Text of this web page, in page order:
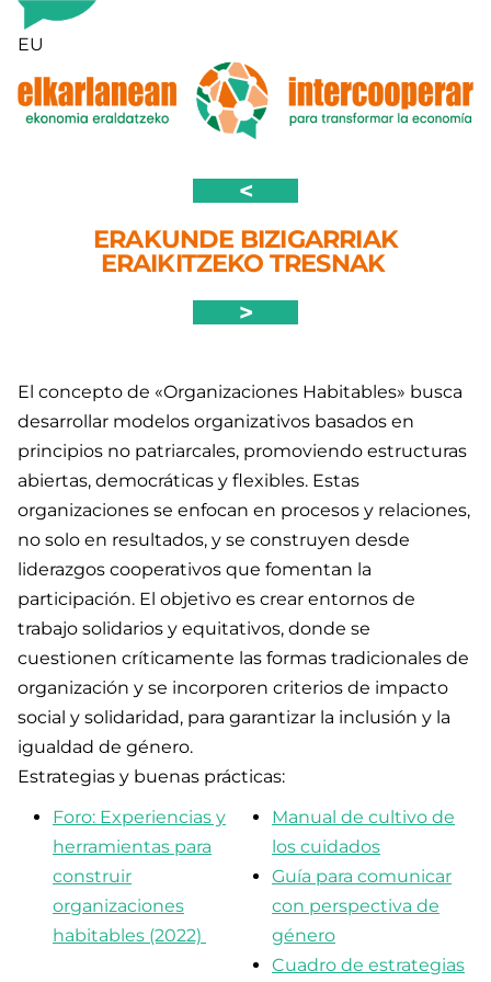
Saltar
contenido
EU
<
ERAKUNDE BIZIGARRIAK
ERAIKITZEKO TRESNAK
>
El concepto de «Organizaciones Habitables» busca
desarrollar modelos organizativos basados en
principios no patriarcales, promoviendo estructuras
abiertas, democráticas y flexibles. Estas
organizaciones se enfocan en procesos y relaciones,
no solo en resultados, y se construyen desde
liderazgos cooperativos que fomentan la
participación. El objetivo es crear entornos de
trabajo solidarios y equitativos, donde se
cuestionen críticamente las formas tradicionales de
organización y se incorporen criterios de impacto
social y solidaridad, para garantizar la inclusión y la
igualdad de género.
Estrategias y buenas prácticas:
Foro: Experiencias y
herramientas para
construir
organizaciones
habitables (2022)
Manual de cultivo de
los cuidados
Guía para comunicar
con perspectiva de
género
Cuadro de estrategias